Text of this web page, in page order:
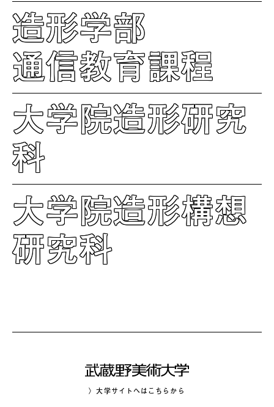
造形学部
通信教育課程
大学院造形研究
科
大学院造形構想
研究科
〉大学サイトへはこちらから